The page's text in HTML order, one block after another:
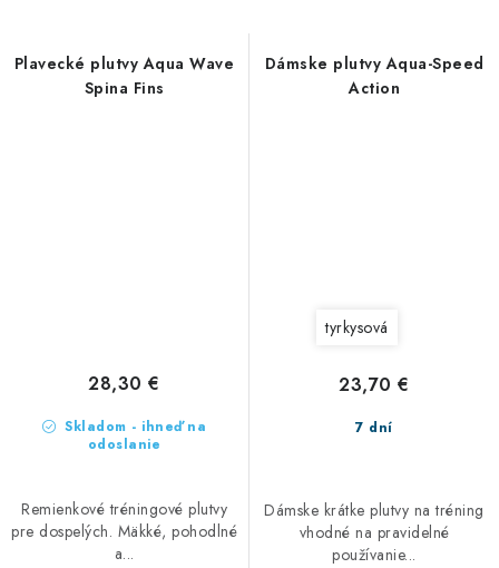
Plavecké plutvy Aqua Wave
Spina Fins
Skladom - ihneď na
odoslanie
28,30 €
Remienkové tréningové plutvy
pre dospelých. Mäkké, pohodlné
a...
Dámske plutvy Aqua-Speed
Action
tyrkysová
7 dní
23,70 €
Dámske krátke plutvy na tréning
vhodné na pravidelné
používanie...